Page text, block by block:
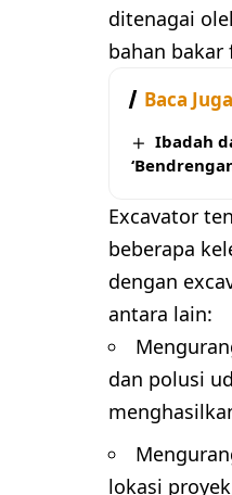
ditenagai
bahan bakar
Baca Juga
Ibadah
Excavator
beberapa
dengan
antara lain:
dan polusi
lokasi